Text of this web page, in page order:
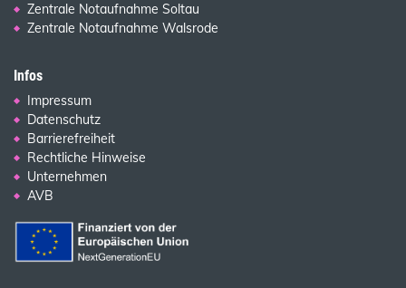
Zentrale Notaufnahme Soltau
Zentrale Notaufnahme Walsrode
Infos
Impressum
Datenschutz
Barrierefreiheit
Rechtliche Hinweise
Unternehmen
AVB